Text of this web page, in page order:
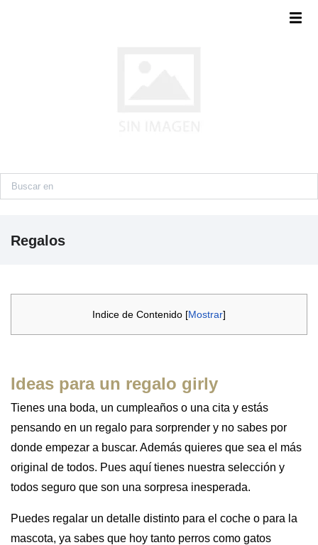
Regalos
Indice de Contenido [Mostrar]
Ideas para un regalo girly
Tienes una boda, un cumpleaños o una cita y estás
pensando en un regalo para sorprender y no sabes por
donde empezar a buscar. Además quieres que sea el más
original de todos. Pues aquí tienes nuestra selección y
todos seguro que son una sorpresa inesperada.
Puedes regalar un detalle distinto para el coche o para la
mascota, ya sabes que hoy tanto perros como gatos